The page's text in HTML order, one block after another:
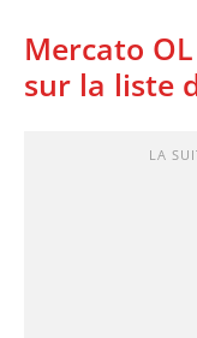
Mercato
sur la liste
LA